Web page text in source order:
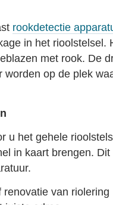
rookdetectie
in het rioolstelsel.
met rook. De
worden op de plek
u het gehele
in kaart brengen.
van